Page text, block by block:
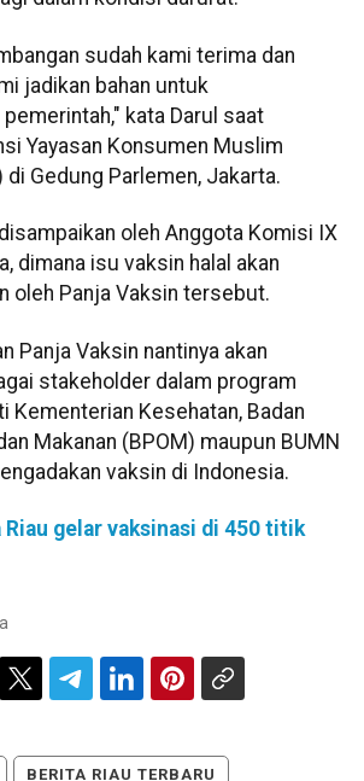
sudah kami terima dan
jadikan bahan untuk
kata Darul saat
Yayasan Konsumen Muslim
di Gedung Parlemen, Jakarta.
oleh Anggota Komisi IX
dimana isu vaksin halal akan
oleh Panja Vaksin tersebut.
Panja Vaksin nantinya akan
stakeholder dalam program
Kementerian Kesehatan, Badan
Makanan (BPOM) maupun BUMN
vaksin di Indonesia.
Riau gelar vaksinasi di 450 titik
BERITA RIAU TERBARU